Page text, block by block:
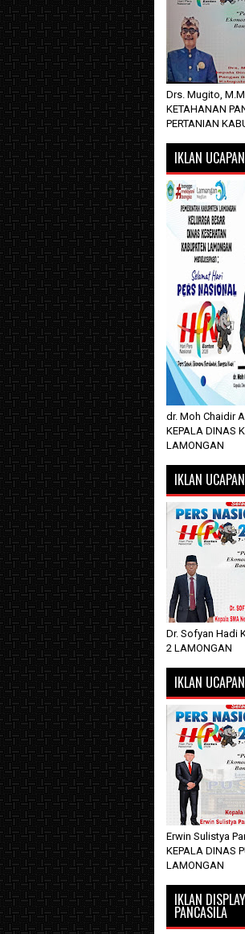
Drs. Mugito,
KETAHANAN
PERTANIAN
IKLAN
dr. Moh Chaidir
KEPALA DINAS
LAMONGAN
IKLAN
Dr. Sofyan Hadi
2 LAMONGAN
IKLAN
Erwin Sulistya
KEPALA DINAS
LAMONGAN
IKLAN
PANCASILA